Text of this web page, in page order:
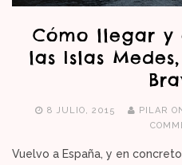
Cómo llegar y
las Islas
8 JULIO, 2015 PILAR
Vuelvo a España, y en